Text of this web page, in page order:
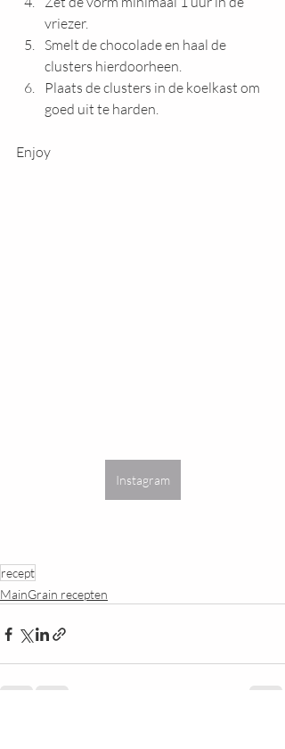
vriezer.
Smelt de chocolade en haal de
clusters hierdoorheen.
Plaats de clusters in de koelkast om
goed uit te harden.
Enjoy
Instagram
recept
MainGrain recepten